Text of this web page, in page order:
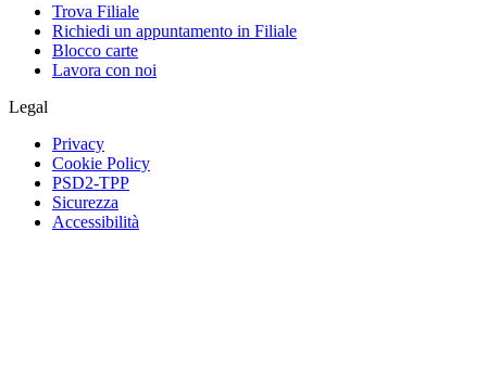
Trova Filiale
Richiedi un appuntamento in Filiale
Blocco carte
Lavora con noi
Legal
Privacy
Cookie Policy
PSD2-TPP
Sicurezza
Accessibilità